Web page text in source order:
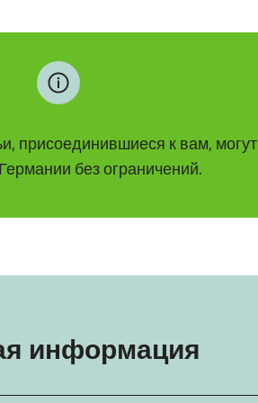
присоединившиеся к вам, могут
без ограничений.
информация